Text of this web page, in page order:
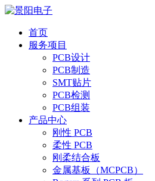
首页
服务项目
PCB设计
PCB制造
SMT贴片
PCB检测
PCB组装
产品中心
刚性 PCB
柔性 PCB
刚柔结合板
金属基板（MCPCB）